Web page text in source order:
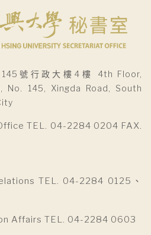
號行政大樓4樓 4th Floor,
No. 145, Xingda Road, South
TEL. 04-2284 0204 FAX.
TEL. 04-2284 0125、
Affairs TEL. 04-2284 0603